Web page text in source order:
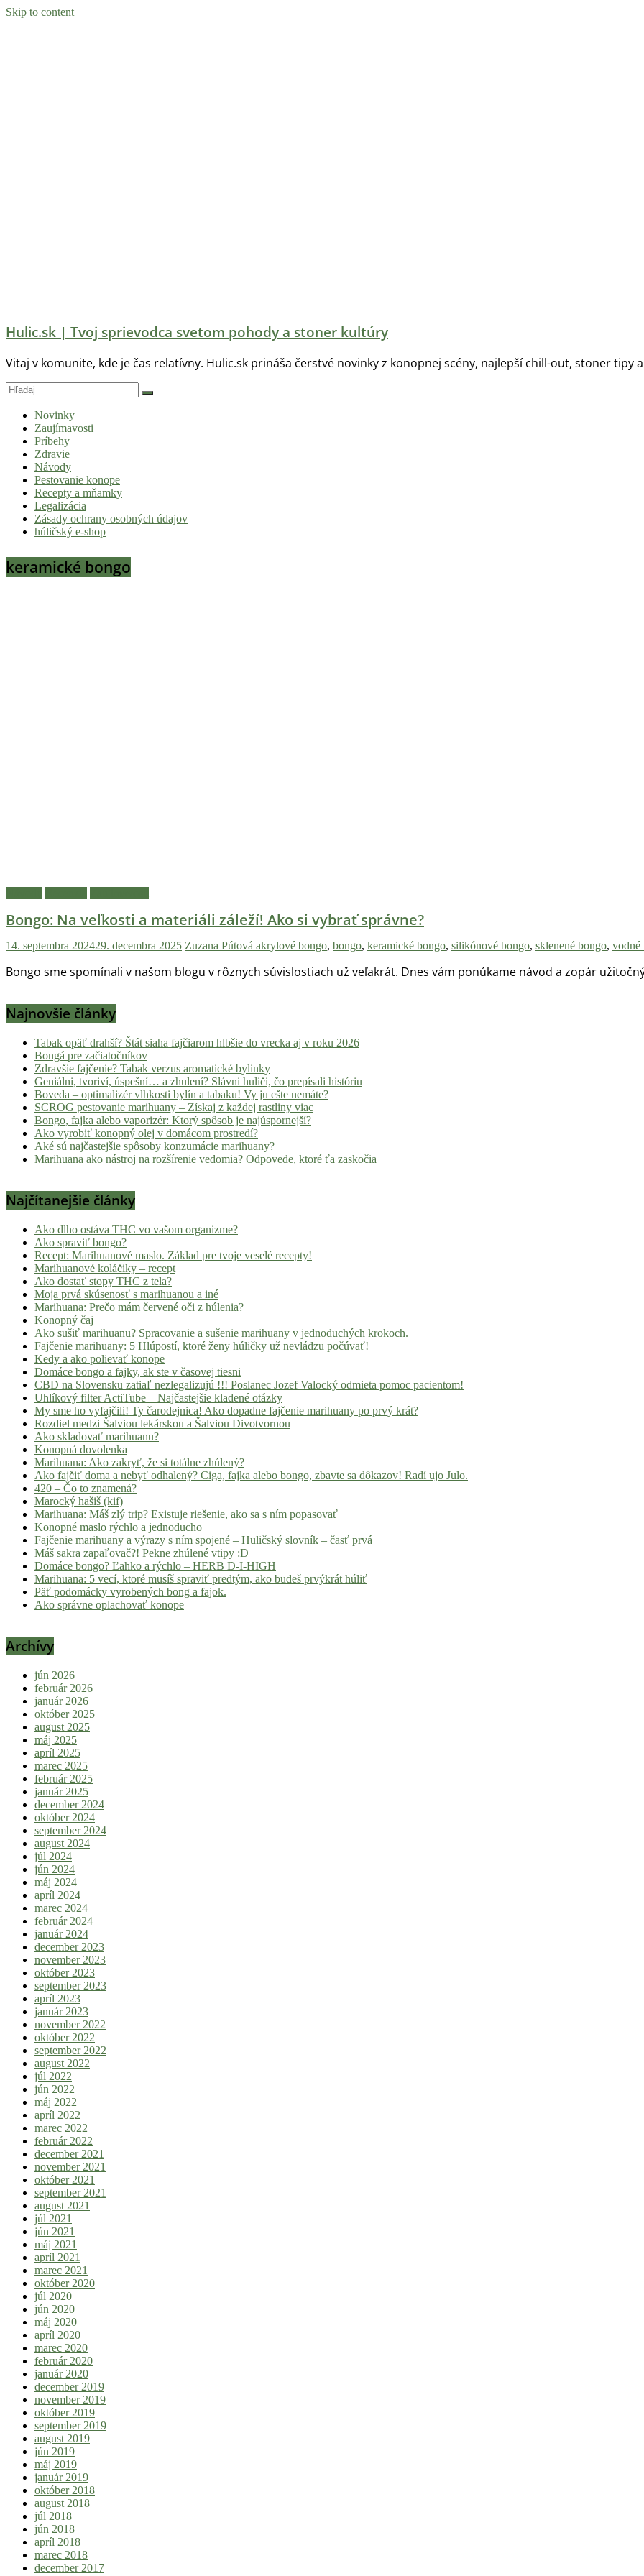
Skip to content
Hulic.sk | Tvoj sprievodca svetom pohody a stoner kultúry
Vitaj v komunite, kde je čas relatívny. Hulic.sk prináša čerstvé novinky z konopnej scény, najlepší chill-out, stoner tipy
Novinky
Zaujímavosti
Príbehy
Zdravie
Návody
Pestovanie konope
Recepty a mňamky
Legalizácia
Zásady ochrany osobných údajov
húličský e-shop
keramické bongo
Bongo: Na veľkosti a materiáli záleží! Ako si vybrať správne?
14. septembra 202429. decembra 2025 Zuzana Pútová akrylové bongo, bongo, keramické bongo, silikónové bongo, sklenené bongo, vodné
Bongo sme spomínali v našom blogu v rôznych súvislostiach už veľakrát. Dnes vám ponúkame návod a zopár
Najnovšie články
Tabak opäť drahší? Štát siaha fajčiarom hlbšie do vrecka aj v roku 2026
Bongá pre začiatočníkov
Zdravšie fajčenie? Tabak verzus aromatické bylinky
Geniálni, tvoriví, úspešní… a zhulení? Slávni huliči, čo prepísali históriu
Boveda – optimalizér vlhkosti bylín a tabaku! Vy ju ešte nemáte?
SCROG pestovanie marihuany – Získaj z každej rastliny viac
Bongo, fajka alebo vaporizér: Ktorý spôsob je najúspornejší?
Ako vyrobiť konopný olej v domácom prostredí?
Aké sú najčastejšie spôsoby konzumácie marihuany?
Marihuana ako nástroj na rozšírenie vedomia? Odpovede, ktoré ťa zaskočia
Najčítanejšie články
Ako dlho ostáva THC vo vašom organizme?
Ako spraviť bongo?
Recept: Marihuanové maslo. Základ pre tvoje veselé recepty!
Marihuanové koláčiky – recept
Ako dostať stopy THC z tela?
Moja prvá skúsenosť s marihuanou a iné
Marihuana: Prečo mám červené oči z húlenia?
Konopný čaj
Ako sušiť marihuanu? Spracovanie a sušenie marihuany v jednoduchých krokoch.
Fajčenie marihuany: 5 Hlúpostí, ktoré ženy húličky už nevládzu počúvať!
Kedy a ako polievať konope
Domáce bongo a fajky, ak ste v časovej tiesni
CBD na Slovensku zatiaľ nezlegalizujú !!! Poslanec Jozef Valocký odmieta pomoc pacientom!
Uhlíkový filter ActiTube – Najčastejšie kladené otázky
My sme ho vyfajčili! Ty čarodejnica! Ako dopadne fajčenie marihuany po prvý krát?
Rozdiel medzi Šalviou lekárskou a Šalviou Divotvornou
Ako skladovať marihuanu?
Konopná dovolenka
Marihuana: Ako zakryť, že si totálne zhúlený?
Ako fajčiť doma a nebyť odhalený? Ciga, fajka alebo bongo, zbavte sa dôkazov! Radí ujo Julo.
420 – Čo to znamená?
Marocký hašiš (kif)
Marihuana: Máš zlý trip? Existuje riešenie, ako sa s ním popasovať
Konopné maslo rýchlo a jednoducho
Fajčenie marihuany a výrazy s ním spojené – Huličský slovník – časť prvá
Máš sakra zapaľovač?! Pekne zhúlené vtipy :D
Domáce bongo? Ľahko a rýchlo – HERB D-I-HIGH
Marihuana: 5 vecí, ktoré musíš spraviť predtým, ako budeš prvýkrát húliť
Päť podomácky vyrobených bong a fajok.
Ako správne oplachovať konope
Archívy
jún 2026
február 2026
január 2026
október 2025
august 2025
máj 2025
apríl 2025
marec 2025
február 2025
január 2025
december 2024
október 2024
september 2024
august 2024
júl 2024
jún 2024
máj 2024
apríl 2024
marec 2024
február 2024
január 2024
december 2023
november 2023
október 2023
september 2023
apríl 2023
január 2023
november 2022
október 2022
september 2022
august 2022
júl 2022
jún 2022
máj 2022
apríl 2022
marec 2022
február 2022
december 2021
november 2021
október 2021
september 2021
august 2021
júl 2021
jún 2021
máj 2021
apríl 2021
marec 2021
október 2020
júl 2020
jún 2020
máj 2020
apríl 2020
marec 2020
február 2020
január 2020
december 2019
november 2019
október 2019
september 2019
august 2019
jún 2019
máj 2019
január 2019
október 2018
august 2018
júl 2018
jún 2018
apríl 2018
marec 2018
december 2017